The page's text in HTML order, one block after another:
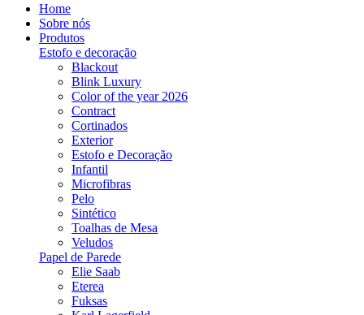
Home
Sobre nós
Produtos
Estofo e decoração
Blackout
Blink Luxury
Color of the year 2026
Contract
Cortinados
Exterior
Estofo e Decoração
Infantil
Microfibras
Pelo
Sintético
Toalhas de Mesa
Veludos
Papel de Parede
Elie Saab
Eterea
Fuksas